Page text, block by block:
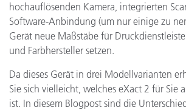
hochauflösenden Kamera, integrierten
Software-Anbindung (um nur einige zu
Gerät neue Maßstäbe für
und Farbhersteller setzen.
Da dieses Gerät in drei Modellvarianten
Sie sich vielleicht, welches eXact 2 für Sie
ist. In diesem Blogpost sind die